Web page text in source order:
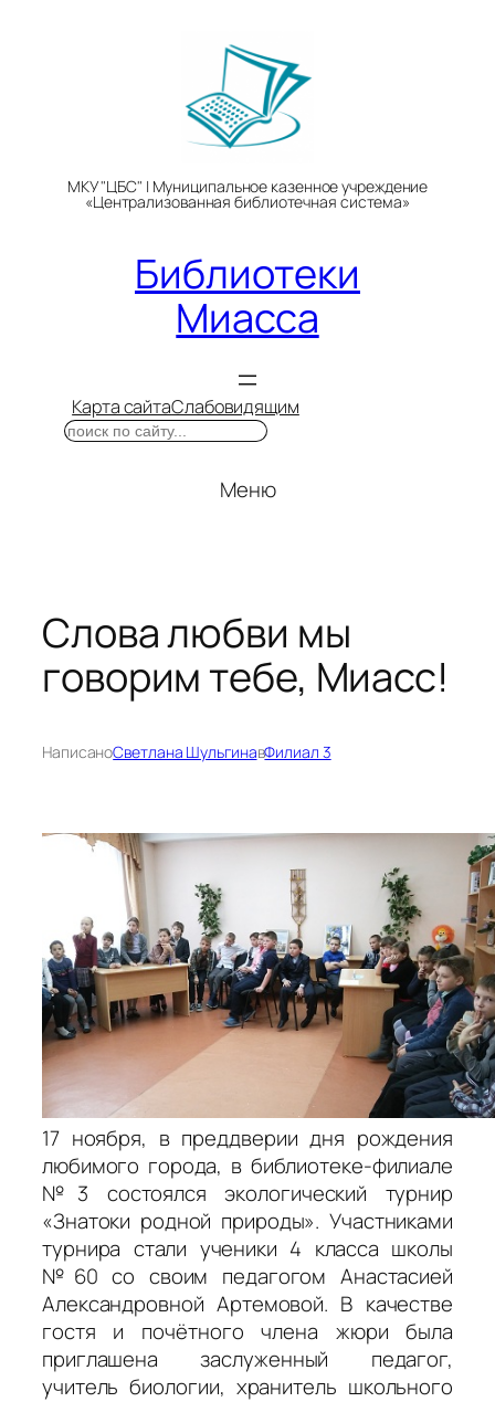
МКУ "ЦБС" | Муниципальное казенное учреждение
«Централизованная библиотечная система»
Библиотеки
Миасса
Карта сайтаСлабовидящим
Поиск
Меню
Слова любви мы
говорим тебе, Миасс!
НаписаноСветлана ШульгинавФилиал 3
17 ноября, в преддверии дня рождения
любимого города, в библиотеке-филиале
№3 состоялся экологический турнир
«Знатоки родной природы». Участниками
турнира стали ученики 4 класса школы
№60 со своим педагогом Анастасией
Александровной Артемовой. В качестве
гостя и почётного члена жюри была
приглашена заслуженный педагог,
учитель биологии, хранитель школьного